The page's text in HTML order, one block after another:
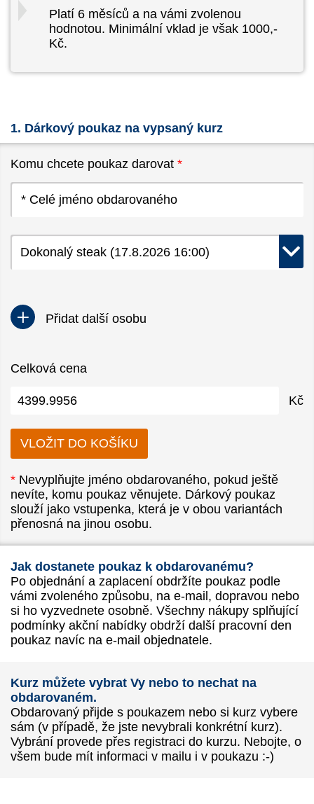
Platí 6 měsíců a na vámi zvolenou
hodnotou. Minimální vklad je však 1000,-
Kč.
1. Dárkový poukaz na vypsaný kurz
Komu chcete poukaz darovat *
Dokonalý steak (17.8.2026 16:00)
Přidat další osobu
Celková cena
Kč
* Nevyplňujte jméno obdarovaného, pokud ještě
nevíte, komu poukaz věnujete. Dárkový poukaz
slouží jako vstupenka, která je v obou variantách
přenosná na jinou osobu.
Jak dostanete poukaz k obdarovanému?
Po objednání a zaplacení obdržíte poukaz podle
vámi zvoleného způsobu, na e-mail, dopravou nebo
si ho vyzvednete osobně. Všechny nákupy splňující
podmínky akční nabídky obdrží další pracovní den
poukaz navíc na e-mail objednatele.
Kurz můžete vybrat Vy nebo to nechat na
obdarovaném.
Obdarovaný přijde s poukazem nebo si kurz vybere
sám (v případě, že jste nevybrali konkrétní kurz).
Vybrání provede přes registraci do kurzu. Nebojte, o
všem bude mít informaci v mailu i v poukazu :-)